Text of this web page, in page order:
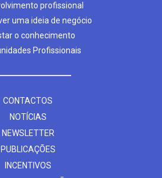
profissional
uma ideia de negócio
o conhecimento
Profissionais
CONTACTOS
NOTÍCIAS
NEWSLETTER
PUBLICAÇÕES
INCENTIVOS